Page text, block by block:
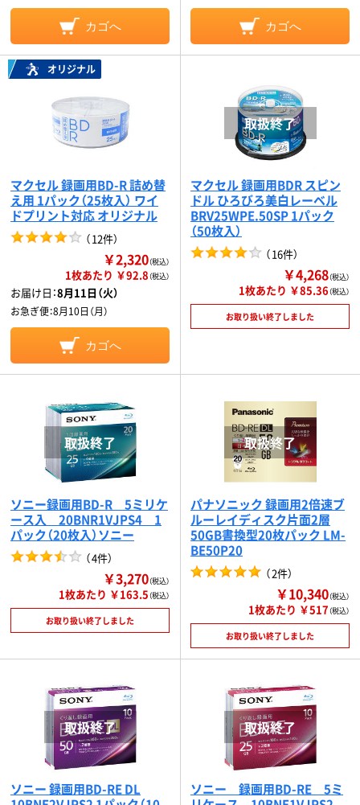
カゴへ カゴへ
オリジナル
マクセル 録画用BD-R 詰め替
え用 1パック（25枚入） ワイ
ドプリント対応 オリジナル
（12件）
￥2,320（税込）
1枚あたり ￥92.8（税込）
お届け日：8月11日（火）
お急ぎ便：8月10日（月）
カゴへ
マクセル 録画用BDR スピン
ドル ひろびろ美白レーベル
BRV25WPE.50SP 1パック
（50枚入）
（16件）
￥4,268（税込）
1枚あたり ￥85.36（税込）
お取り扱い終了しました
ソニー録画用BD-R 5ミリケ
ース入 20BNR1VJPS4 1
パック（20枚入）ソニー
（4件）
￥3,270（税込）
1枚あたり ￥163.5（税込）
お取り扱い終了しました
パナソニック 録画用2倍速ブ
ルーレイディスク片面2層
50GB書換型20枚パック LM-
BE50P20
（2件）
￥10,340（税込）
1枚あたり ￥517（税込）
お取り扱い終了しました
ソニー 録画用BD-RE DL
ソニー 録画用BD-RE 5ミ